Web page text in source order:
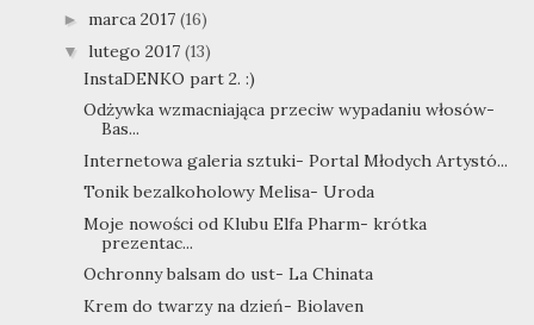
► marca 2017 (16)
▼ lutego 2017 (13)
InstaDENKO part 2. :)
Odżywka wzmacniająca przeciw wypadaniu włosów-
Bas...
Internetowa galeria sztuki- Portal Młodych Artystó...
Tonik bezalkoholowy Melisa- Uroda
Moje nowości od Klubu Elfa Pharm- krótka
prezentac...
Ochronny balsam do ust- La Chinata
Krem do twarzy na dzień- Biolaven